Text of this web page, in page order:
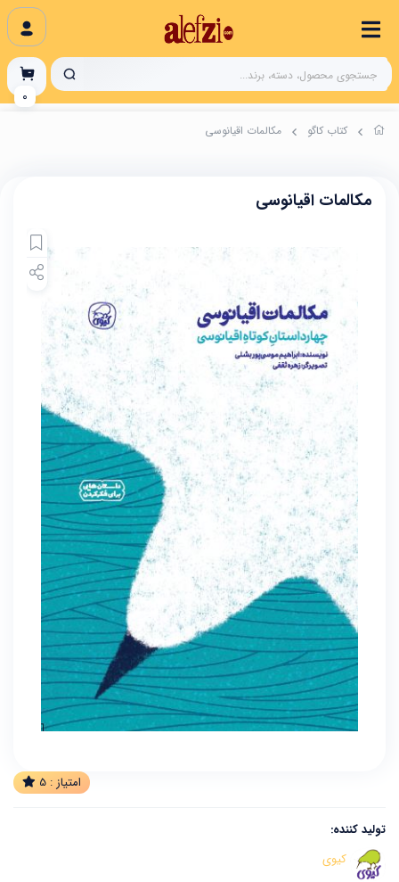
کتاب کاگو مکالمات اقیانوسی
مکالمات اقیانوسی
امتیاز : 5
تولید کننده:
کیوی
0